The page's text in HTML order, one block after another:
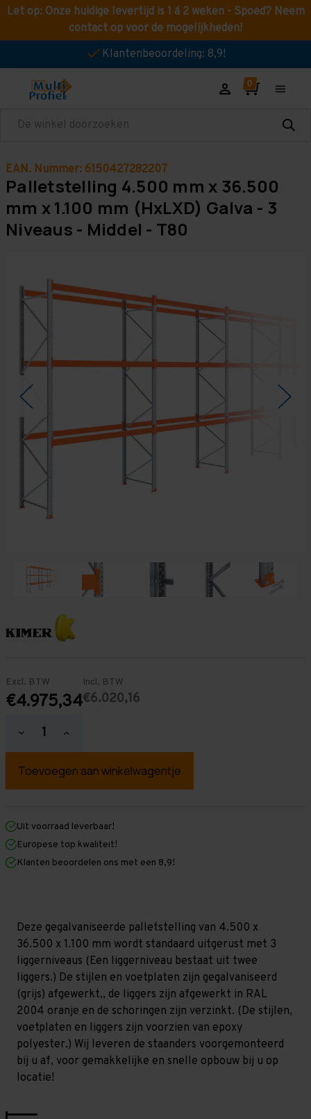
Let op: Onze huidige levertijd is 1 á 2 weken - Spoed? Neem
contact op voor de mogelijkheden!
Klantenbeoordeling: 8,9!
Zoeken
EAN. Nummer: 6150427282207
Palletstelling 4.500 mm x 36.500
mm x 1.100 mm (HxLXD) Galva - 3
Niveaus - Middel - T80
Excl. BTW
€4.975,34
Incl. BTW
€6.020,16
Hoeveelheid
verlagen
Palletstelling
mm
mm
x
1.100
mm
-
Middel
-
T80
Hoeveelheid
verhogen
Palletstelling
mm
mm
1.100
mm
-
Middel
-
T80
Uit voorraad leverbaar!
Europese top kwaliteit!
Klanten beoordelen ons met een 8,9!
Deze gegalvaniseerde palletstelling van 4.500 x
36.500 x 1.100 mm wordt standaard uitgerust met 3
liggerniveaus (Een liggerniveau bestaat uit twee
liggers.) De stijlen en voetplaten zijn gegalvaniseerd
(grijs) afgewerkt,, de liggers zijn afgewerkt in RAL
2004 oranje en de schoringen zijn verzinkt. (De stijlen,
voetplaten en liggers zijn voorzien van epoxy
polyester.) Wij leveren de staanders voorgemonteerd
bij u af, voor gemakkelijke en snelle opbouw bij u op
locatie!